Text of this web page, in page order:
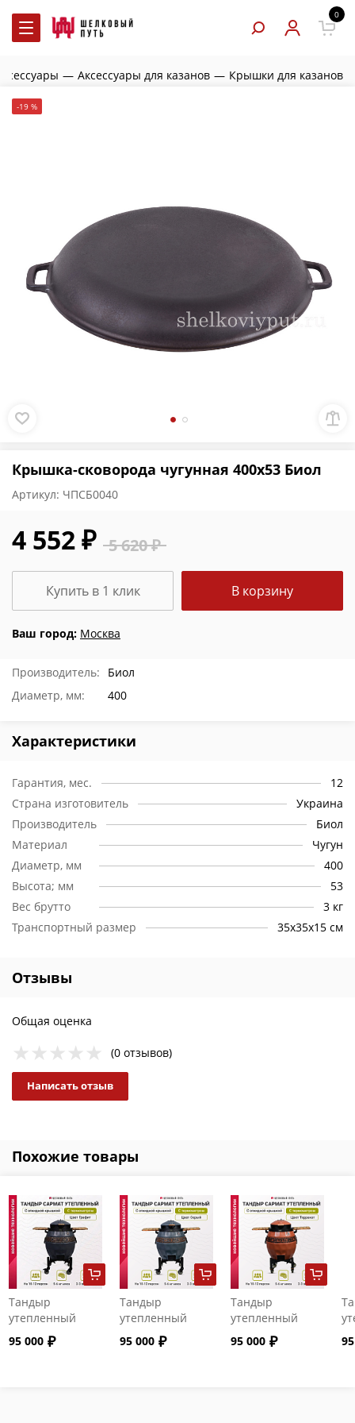
0
— Аксессуары для казанов — Крышки для казанов
-19 %
Крышка-сковорода чугунная 400х53 Биол
Артикул: ЧПСБ0040
5 620 ₽
4 552 ₽
Ваш город: Москва
В корзину
Купить в 1 клик
Производитель:
Биол
Диаметр, мм:
400
Характеристики
Гарантия, мес.
12
Страна изготовитель
Украина
Производитель
Биол
Материал
Чугун
Диаметр, мм
400
Высота; мм
53
Вес брутто
3 кг
Транспортный размер
35х35х15 см
Отзывы
Общая оценка
(0 отзывов)
Написать отзыв
Похожие товары
Тандыр
утепленный
"Сармат" с
откидной
95 000
Тандыр
утепленный
"Сармат" с
откидной
95 000
Тандыр
утепленный
"Сармат" с
откидной
95 000